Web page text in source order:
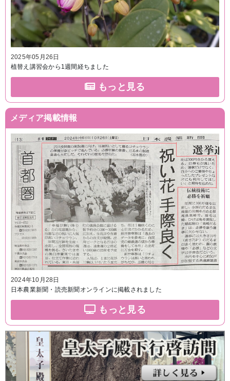
2025年05月26日
植替え講習会から1週間経ちました
もっと見る
メディア掲載情報
2024年10月28日
日本農業新聞・読売新聞オンラインに掲載されました
もっと見る